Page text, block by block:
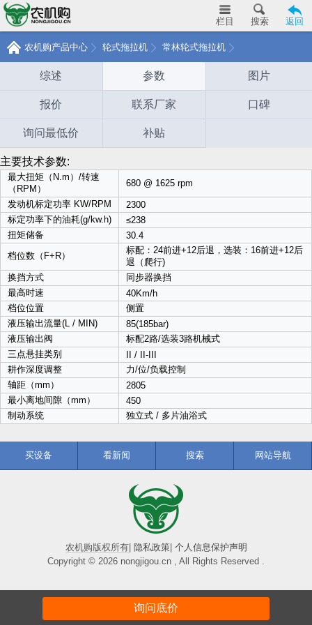
返回
搜索
栏目
农机购产品中心 轮式拖拉机 常林轮式拖拉机
综述 参数 图片
报价 联系厂家 口碑
询问最低价 补贴
主要技术参数:
最大扭矩（N.m）/转速
（RPM）
680 @ 1625 rpm
发动机标定功率 KW/RPM
2300
标定功率下的油耗(g/kw.h)
≤238
扭矩储备
30.4
档位数（F+R）
标配：24前进+12后退，选装：16前进+12后
退（爬行)
换挡方式
同步器换挡
最高时速
40Km/h
档位位置
侧置
液压输出流量(L / MIN)
85(185bar)
液压输出阀
标配2路/选装3路机械式
三点悬挂类别
II / II-III
耕作深度调整
力/位/负载控制
轴距（mm）
2805
最小离地间隙（mm）
450
制动系统
独立式 / 多片油浴式
询问底价
买设备 看新闻 搜索 网站导航
农机购版权所有| 隐私政策| 个人信息保护声明
Copyright © 2026 nongjigou.cn , All Rights Reserved .